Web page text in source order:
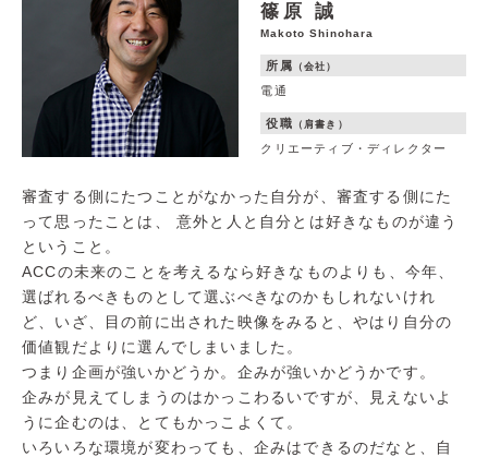
篠原 誠
Makoto Shinohara
所属 （会社）
電通
役職 （肩書き）
クリエーティブ・ディレクター
審査する側にたつことがなかった自分が、審査する側にた
って思ったことは、
意外と人と自分とは好きなものが違う
ということ。
ACCの未来のことを考えるなら好きなものよりも、今年、
選ばれるべきものとして選ぶべきなのかもしれないけれ
ど、いざ、目の前に出された映像をみると、やはり自分の
価値観だよりに選んでしまいました。
つまり企画が強いかどうか。企みが強いかどうかです。
企みが見えてしまうのはかっこわるいですが、見えないよ
うに企むのは、とてもかっこよくて。
いろいろな環境が変わっても、企みはできるのだなと、自